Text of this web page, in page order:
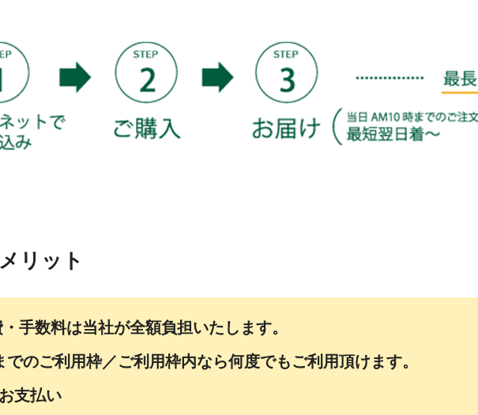
リット
手数料は当社が全額負担いたします。
でのご利用枠／ご利用枠内なら何度でもご利用頂けます。
支払い